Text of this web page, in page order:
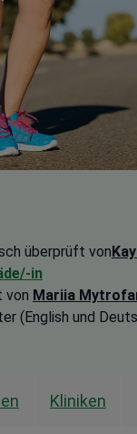
überprüft von
in
von Mariia
(English und
Kliniken